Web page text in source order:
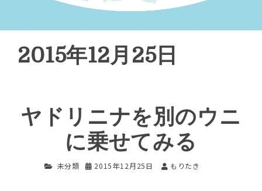
2015年12月25日
ヤドリニナを別のウニ
に乗せてみる
未分類 2015年12月25日 もりたき